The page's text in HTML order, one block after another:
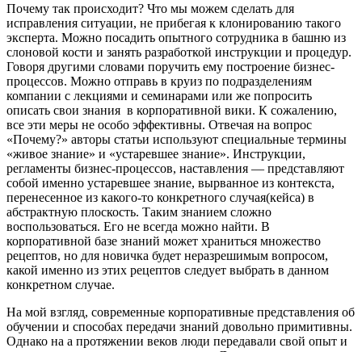
Почему так происходит? Что мы можем сделать для
исправления ситуации, не прибегая к клонированию такого
эксперта. Можно посадить опытного сотрудника в башню из
слоновой кости и занять разработкой инструкции и процедур.
Говоря другими словами поручить ему построение бизнес-
процессов. Можно отправь в круиз по подразделениям
компании с лекциями и семинарами или же попросить
описать свои знания в корпоративной вики. К сожалению,
все эти меры не особо эффективны. Отвечая на вопрос
«Почему?» авторы статьи используют специальные термины
«живое знание» и «устаревшее знание». Инструкции,
регламенты бизнес-процессов, наставления — представляют
собой именно устаревшее знание, вырванное из контекста,
перенесенное из какого-то конкретного случая(кейса) в
абстрактную плоскость. Таким знанием сложно
воспользоваться. Его не всегда можно найти. В
корпоративной базе знаний может храниться множество
рецептов, но для новичка будет неразрешимым вопросом,
какой именно из этих рецептов следует выбрать в данном
конкретном случае.
На мой взгляд, современные корпоративные представления об
обучении и способах передачи знаний довольно примитивны.
Однако на а протяжении веков люди передавали свой опыт и